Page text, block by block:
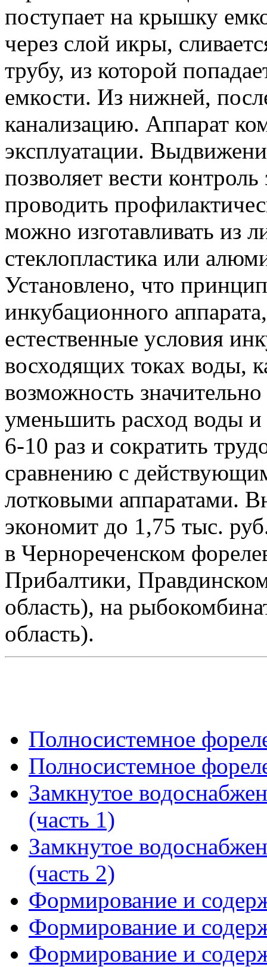
поступает на крышку
через слой икры,
трубу, из которой
емкости. Из нижней,
канализацию. Аппарат
эксплуатации.
позволяет вести
проводить
можно изготавливать из
стеклопластика или
Установлено, что
инкубационного
естественные условия
восходящих токах воды,
возможность
уменьшить расход воды
6-10 раз и сократить
сравнению с
лотковыми аппаратами.
экономит до 1,75 тыс.
в Чернореченском
Прибалтики,
область), на
область).
Полносистемное
Полносистемное
Замкнутое
(часть 1)
Замкнутое
(часть 2)
Формирование и
Формирование и
Формирование и